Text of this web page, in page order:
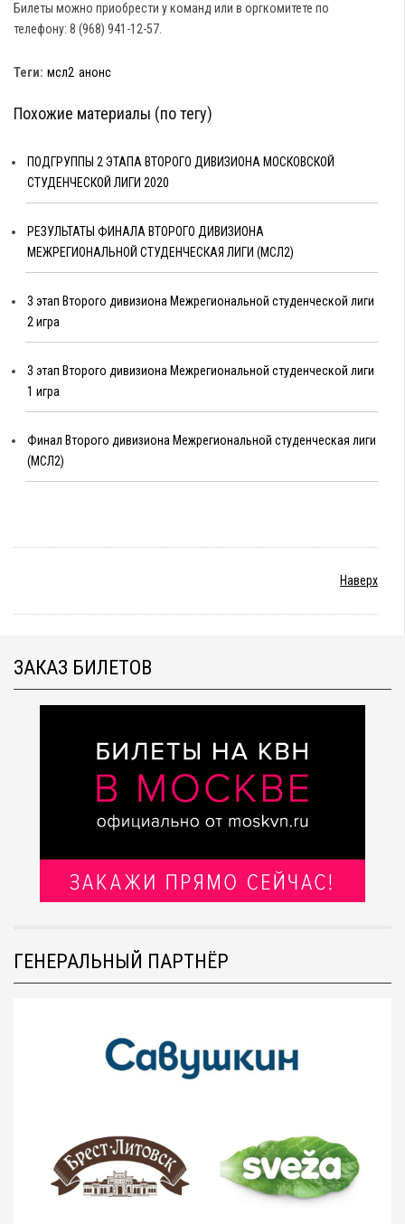
Билеты можно приобрести у команд или в оргкомитете по
телефону: 8 (968) 941-12-57.
Теги: мсл2 анонс
Похожие материалы (по тегу)
ПОДГРУППЫ 2 ЭТАПА ВТОРОГО ДИВИЗИОНА МОСКОВСКОЙ
СТУДЕНЧЕСКОЙ ЛИГИ 2020
РЕЗУЛЬТАТЫ ФИНАЛА ВТОРОГО ДИВИЗИОНА
МЕЖРЕГИОНАЛЬНОЙ СТУДЕНЧЕСКАЯ ЛИГИ (МСЛ2)
3 этап Второго дивизиона Межрегиональной студенческой лиги
2 игра
3 этап Второго дивизиона Межрегиональной студенческой лиги
1 игра
Финал Второго дивизиона Межрегиональной студенческая лиги
(МСЛ2)
Наверх
ЗАКАЗ БИЛЕТОВ
ГЕНЕРАЛЬНЫЙ ПАРТНЁР